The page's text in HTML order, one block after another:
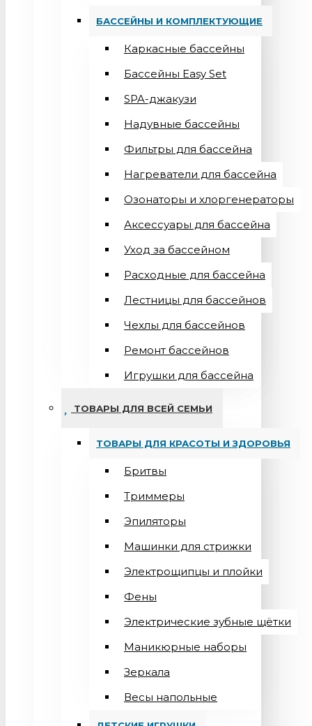
БАССЕЙНЫ И КОМПЛЕКТУЮЩИЕ
Каркасные бассейны
Бассейны Easy Set
SPA-джакузи
Надувные бассейны
Фильтры для бассейна
Нагреватели для бассейна
Озонаторы и хлоргенераторы
Аксессуары для бассейна
Уход за бассейном
Расходные для бассейна
Лестницы для бассейнов
Чехлы для бассейнов
Ремонт бассейнов
Игрушки для бассейна
ТОВАРЫ ДЛЯ ВСЕЙ СЕМЬИ
ТОВАРЫ ДЛЯ КРАСОТЫ И ЗДОРОВЬЯ
Бритвы
Триммеры
Эпиляторы
Машинки для стрижки
Электрощипцы и плойки
Фены
Электрические зубные щётки
Маникюрные наборы
Зеркала
Весы напольные